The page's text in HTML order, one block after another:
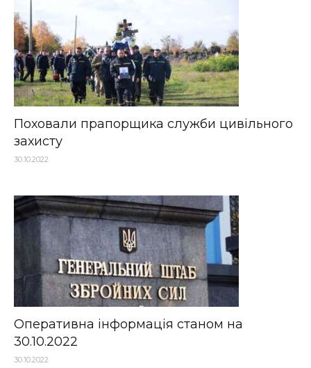
Поховали прапорщика служби цивільного
захисту
30.10.2022
Оперативна інформація станом на
30.10.2022
30.10.2022